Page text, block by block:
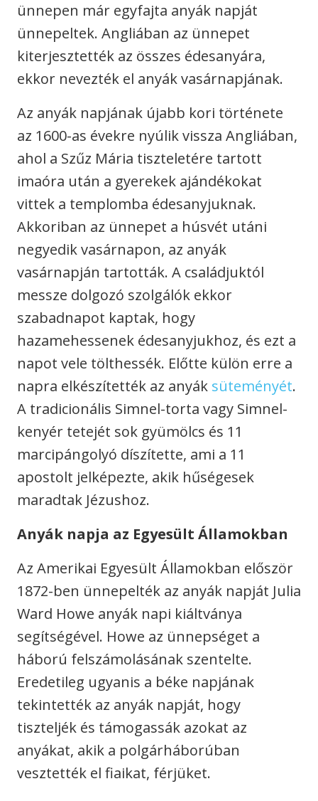
ünnepen már egyfajta anyák napját
ünnepeltek. Angliában az ünnepet
kiterjesztették az összes édesanyára,
ekkor nevezték el anyák vasárnapjának.
Az anyák napjának újabb kori története
az 1600-as évekre nyúlik vissza Angliában,
ahol a Szűz Mária tiszteletére tartott
imaóra után a gyerekek ajándékokat
vittek a templomba édesanyjuknak.
Akkoriban az ünnepet a húsvét utáni
negyedik vasárnapon, az anyák
vasárnapján tartották. A családjuktól
messze dolgozó szolgálók ekkor
szabadnapot kaptak, hogy
hazamehessenek édesanyjukhoz, és ezt a
napot vele tölthessék. Előtte külön erre a
napra elkészítették az anyák süteményét.
A tradicionális Simnel-torta vagy Simnel-
kenyér tetejét sok gyümölcs és 11
marcipángolyó díszítette, ami a 11
apostolt jelképezte, akik hűségesek
maradtak Jézushoz.
Anyák napja az Egyesült Államokban
Az Amerikai Egyesült Államokban először
1872-ben ünnepelték az anyák napját Julia
Ward Howe anyák napi kiáltványa
segítségével. Howe az ünnepséget a
háború felszámolásának szentelte.
Eredetileg ugyanis a béke napjának
tekintették az anyák napját, hogy
tiszteljék és támogassák azokat az
anyákat, akik a polgárháborúban
vesztették el fiaikat, férjüket.